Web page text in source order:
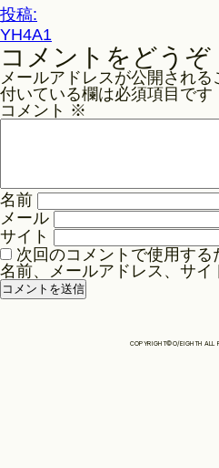
ズ
投
稿
ナ
ビ
ゲ
ョ
ン
投稿:
YH4A1
コメントをどうぞ
メールアドレスが公開される
付いている欄は必須項目です
コメント ※
名前
メール
サイト
次回のコメントで使用す
名前、メールアドレス、サイ
COPYRIGHT©O/EIGHTH ALL